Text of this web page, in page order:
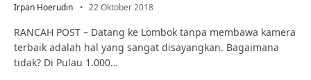
Irpan Hoerudin 22 Oktober 2018
RANCAH POST – Datang ke Lombok tanpa membawa kamera
terbaik adalah hal yang sangat disayangkan. Bagaimana
tidak? Di Pulau 1.000…